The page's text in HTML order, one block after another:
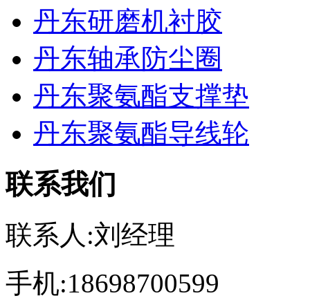
丹东研磨机衬胶
丹东轴承防尘圈
丹东聚氨酯支撑垫
丹东聚氨酯导线轮
联系我们
联系人:刘经理
手机:18698700599